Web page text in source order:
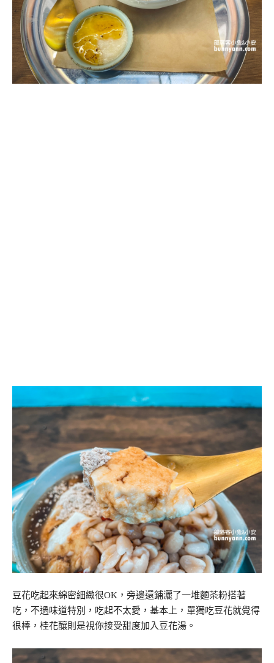
豆花吃起來綿密細緻很OK，旁邊還鋪灑了一堆麵茶粉搭著
吃，不過味道特別，吃起不太愛，基本上，單獨吃豆花就覺得
很棒，桂花釀則是視你接受甜度加入豆花湯。